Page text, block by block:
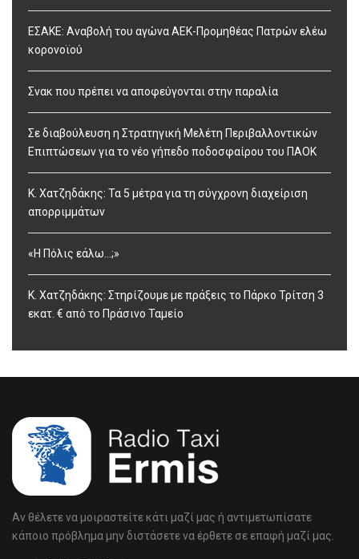
ΕΣΑΚΕ: Αναβολή του αγώνα ΑΕΚ-Προμηθέας Πατρών ελέω
κορονοϊού
Σνακ που πρέπει να αποφεύγονται στην παραλία
Σε διαβούλευση η Στρατηγική Μελέτη Περιβαλλοντικών
Επιπτώσεων για το νέο γήπεδο ποδοσφαίρου του ΠΑΟΚ
Κ. Χατζηδάκης: Τα 5 μέτρα για τη σύγχρονη διαχείριση
απορριμμάτων
«Η Πόλις εάλω…;»
Κ. Χατζηδάκης: Στηρίζουμε με πράξεις το Πάρκο Τρίτση 3
εκατ. € από το Πράσινο Ταμείο
Αν θέλετε να μοιραστείτε κάτι μαζί μας ή αντιμετωπίσατε
κάποιο πρόβλημα μην διστάσετε να έρθετε σε επαφή μαζί μας.